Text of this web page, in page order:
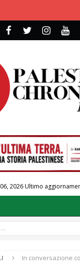
2026Ultimo
In conversazione